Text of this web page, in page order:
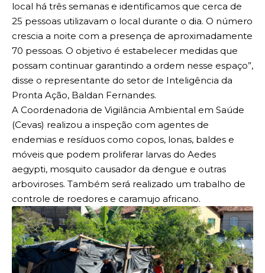
local há três semanas e identificamos que cerca de
25 pessoas utilizavam o local durante o dia. O número
crescia a noite com a presença de aproximadamente
70 pessoas. O objetivo é estabelecer medidas que
possam continuar garantindo a ordem nesse espaço”,
disse o representante do setor de Inteligência da
Pronta Ação, Baldan Fernandes.
A Coordenadoria de Vigilância Ambiental em Saúde
(Cevas) realizou a inspeção com agentes de
endemias e resíduos como copos, lonas, baldes e
móveis que podem proliferar larvas do Aedes
aegypti, mosquito causador da dengue e outras
arboviroses. Também será realizado um trabalho de
controle de roedores e caramujo africano.